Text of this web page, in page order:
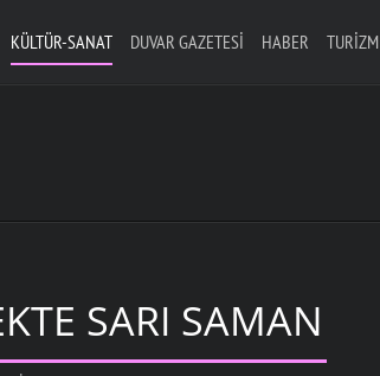
KÜLTÜR-SANAT DUVAR GAZETESI HABER TURIZM
SARI SAMAN